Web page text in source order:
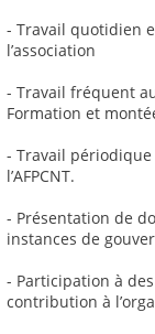
- Travail quotidien
l’association
- Travail fréquent
Formation et
- Travail
l’AFPCNT.
- Présentation de
instances de
- Participation à
contribution à